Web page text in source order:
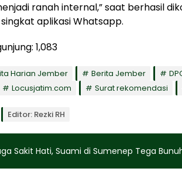
ranah internal,” saat berhasil
aplikasi Whatsapp.
1,083
Harian Jember Berita Jember
Locusjatim.com Surat rekomendasi
Editor: Rezki RH
Sakit Hati, Suami di Sumenep Tega